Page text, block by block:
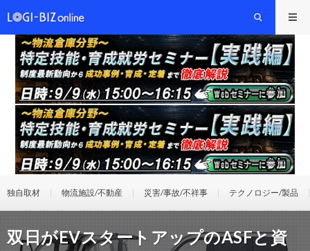
独自取材 物流施設/不動産 災害/事故/不祥事 テクノロジー/製品
双日がEVスタートアップのASFと資